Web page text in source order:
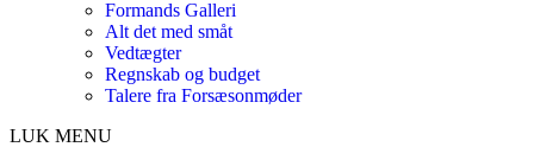
Formands Galleri
Alt det med småt
Vedtægter
Regnskab og budget
Talere fra Forsæsonmøder
LUK MENU